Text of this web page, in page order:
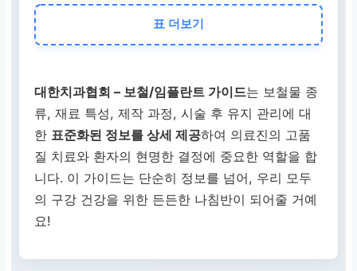
세라믹
매우 심미적
지르코니아
강도·심미성 우수
고비용, 복잡한 제작
표 더보기
대한치과협회 – 보철/임플란트 가이드는 보철물 종
류, 재료 특성, 제작 과정, 시술 후 유지 관리에 대
한 표준화된 정보를 상세 제공하여 의료진의 고품
질 치료와 환자의 현명한 결정에 중요한 역할을 합
니다. 이 가이드는 단순히 정보를 넘어, 우리 모두
의 구강 건강을 위한 든든한 나침반이 되어줄 거예
요!